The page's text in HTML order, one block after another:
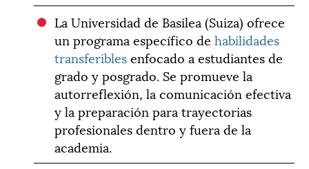
La Universidad de Basilea (Suiza) ofrece
un programa específico dehabilidades
transferiblesenfocado a estudiantes de
grado y posgrado. Se promueve la
autorreflexión, la comunicación efectiva
y la preparación para trayectorias
profesionales dentro y fuera de la
academia.